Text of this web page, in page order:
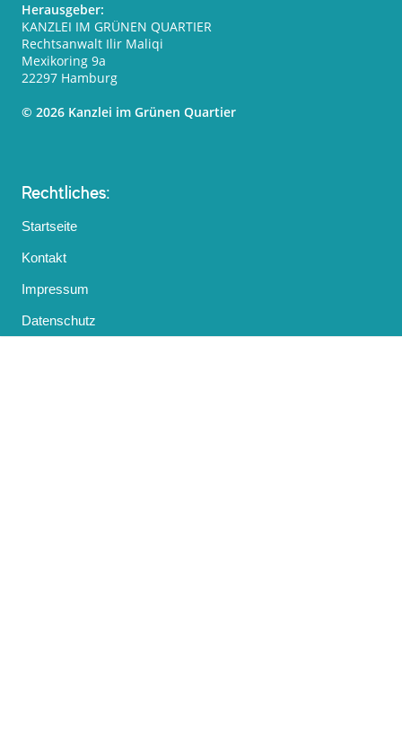
Herausgeber:
KANZLEI IM GRÜNEN QUARTIER
Rechtsanwalt Ilir Maliqi
Mexikoring 9a
22297 Hamburg
© 2026 Kanzlei im Grünen Quartier
Rechtliches:
Startseite
Kontakt
Impressum
Datenschutz